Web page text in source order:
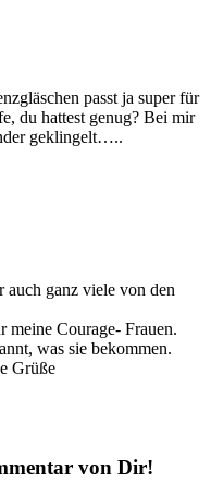
passt ja super für
du hattest genug? Bei mir
geklingelt…..
ganz viele von den
meine Courage- Frauen.
was sie bekommen.
Grüße
von Dir!